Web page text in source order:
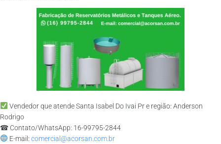
Vendedor que atende Santa Isabel Do Ivai Pr e região: Anderson
Rodrigo
☎ Contato/WhatsApp: 16-99795-2844
E-mail: comercial@acorsan.com.br